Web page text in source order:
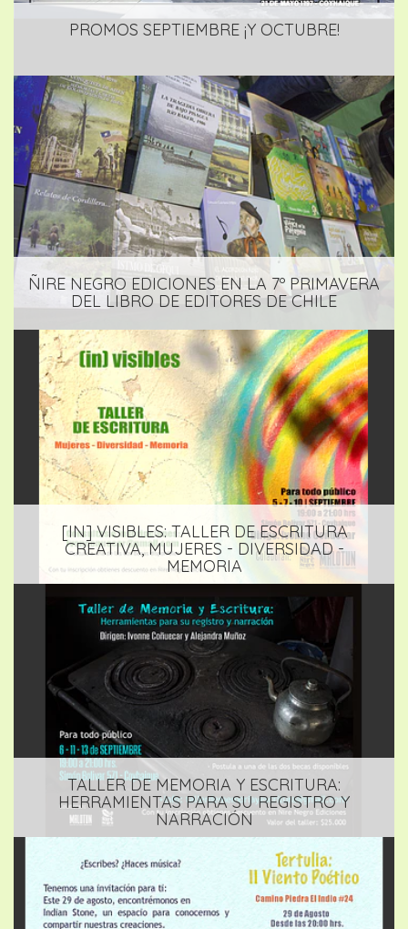
PROMOS SEPTIEMBRE ¡Y OCTUBRE!
ÑIRE NEGRO EDICIONES EN LA 7º PRIMAVERA
DEL LIBRO DE EDITORES DE CHILE
[IN] VISIBLES: TALLER DE ESCRITURA
CREATIVA, MUJERES - DIVERSIDAD -
MEMORIA
TALLER DE MEMORIA Y ESCRITURA:
HERRAMIENTAS PARA SU REGISTRO Y
NARRACIÓN